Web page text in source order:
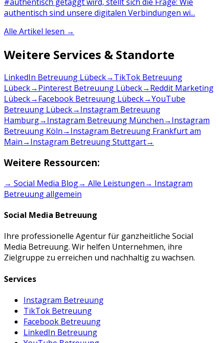
authentisch sind unsere digitalen Verbindungen wi...
Alle Artikel lesen →
Weitere Services & Standorte
LinkedIn Betreuung Lübeck→TikTok Betreuung
Lübeck→Pinterest Betreuung Lübeck→Reddit Marketing
Lübeck→Facebook Betreuung Lübeck→YouTube
Betreuung Lübeck→Instagram Betreuung
Hamburg→Instagram Betreuung München→Instagram
Betreuung Köln→Instagram Betreuung Frankfurt am
Main→Instagram Betreuung Stuttgart→
Weitere Ressourcen:
→ Social Media Blog→ Alle Leistungen→ Instagram
Betreuungallgemein
Social Media Betreuung
Ihre professionelle Agentur für ganzheitliche Social
Media Betreuung. Wir helfen Unternehmen, ihre
Zielgruppe zu erreichen und nachhaltig zu wachsen.
Services
Instagram Betreuung
TikTok Betreuung
Facebook Betreuung
LinkedIn Betreuung